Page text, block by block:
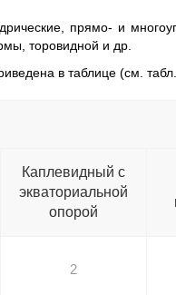
прямо- и
торовидной и др.
в таблице (см.
Каплевидный с
экваториальной
опорой
2